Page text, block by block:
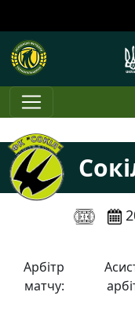
Арбітр
матчу: